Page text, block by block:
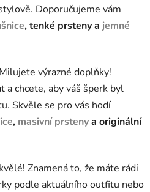
Doporučujeme vám
, tenké prsteny a jemné
výrazné doplňky!
chcete, aby váš šperk byl
Skvěle se pro vás hodí
, masivní prstenya originální
Znamená to, že máte rádi
podle aktuálního outfitu nebo